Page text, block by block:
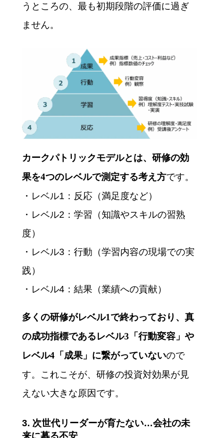
うところの、最も初期段階の評価に過ぎ
ません。
カークパトリックモデルとは、研修の効
果を4つのレベルで測定する考え方です。
・レベル1：反応（満足度など）
・レベル2：学習（知識やスキルの習熟
度）
・レベル3：行動（学習内容の現場での実
践）
・レベル4：結果（業績への貢献）
多くの研修がレベル1で終わっており、真
の成功指標であるレベル3「行動変容」や
レベル4「成果」に繋がっていないので
す。これこそが、研修の投資対効果が見
えない大きな原因です。
3. 次世代リーダーが育たない…会社の未
来に募る不安